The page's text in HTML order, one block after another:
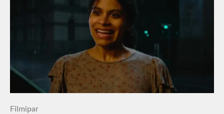
Filmipar